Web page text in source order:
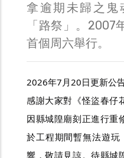
拿逾期未歸之鬼
「路祭」。2007
首個周六舉行。
2026年7月20日更新公
感謝大家對《怪盜春仔
因縣城隍廟刻正進行重
於工程期間暫無法遊
響，敬請見諒。待縣城